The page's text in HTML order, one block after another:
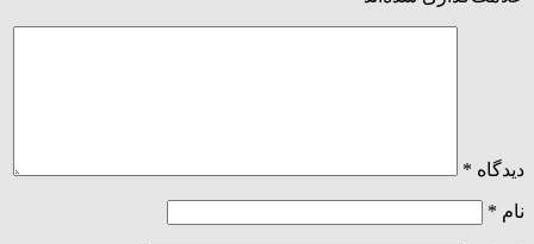
دیدگاه *
نام *